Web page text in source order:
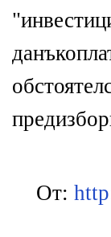
От: